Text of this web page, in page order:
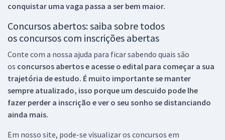
conquistar uma vaga passa a ser bem maior.
Concursos abertos: saiba sobre todos
os concursos com inscrições abertas
Conte com a nossa ajuda para ficar sabendo quais são
os concursos abertos e acesse o edital para começar a sua
trajetória de estudo. É muito importante se manter
sempre atualizado, isso porque um descuido pode lhe
fazer perder a inscrição e ver o seu sonho se distanciando
ainda mais.
Em nosso site, pode-se visualizar os concursos em